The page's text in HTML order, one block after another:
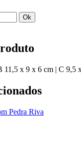
Ok
11,5 x 9 x 6 cm | C 9,5
Pedra Riva